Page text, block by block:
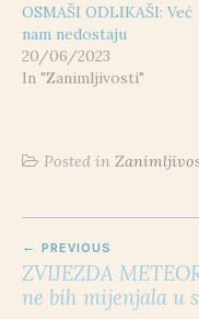
OSMAŠI ODLIKAŠI: Već
nam nedostaju
20/06/2023
In "Zanimljivosti"
Posted in
NAVIGATION
PREVIOUS
ZVIJEZDA
ne bih mijenjala u